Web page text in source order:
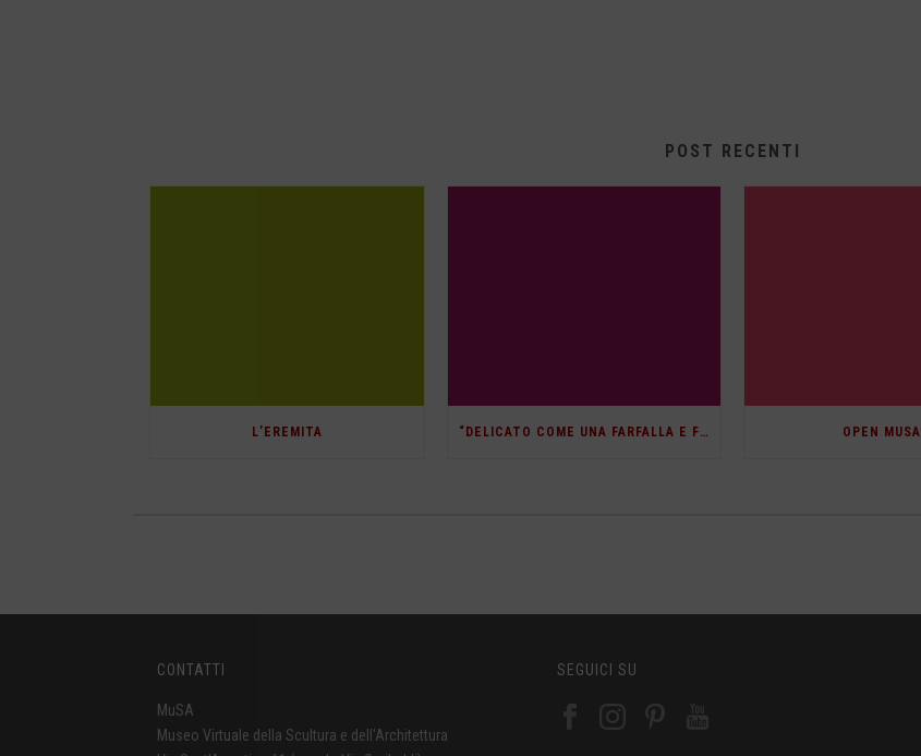
POST RECENTI
L’EREMITA “DELICATO COME UNA FARFALLA E FIERO COME UN’AQUILA” OPEN MUSA
CONTATTI
MuSA
Museo Virtuale della Scultura e dell'Architettura
SEGUICI SU